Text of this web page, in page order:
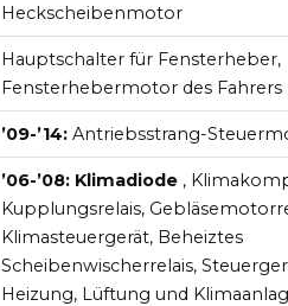
Heckscheibenmotor
Hauptschalter für Fensterheber,
Fensterhebermotor des Fahrers
’09-’14: Antriebsstrang-
’06-’08: Klimadiode ,
Kupplungsrelais,
Klimasteuergerät, Beheiztes
Scheibenwischerrelais,
Heizung, Lüftung und